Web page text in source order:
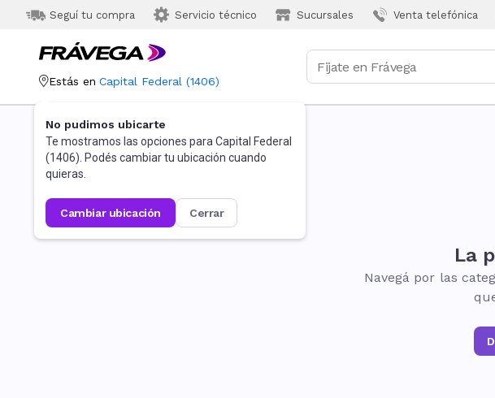
Seguí tu compra Servicio técnico Sucursales Venta telefónica
Estás en Capital Federal (1406)
No pudimos ubicarte
Te mostramos las opciones para Capital Federal
(1406). Podés cambiar tu ubicación cuando
quieras.
cambiar ubicación cerrar
La
Navegá por las